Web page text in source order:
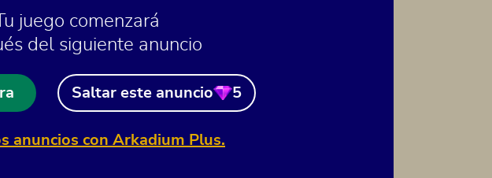
Tu juego comenzará
del siguiente anuncio
Saltar este anuncio 5
anuncios con Arkadium Plus.